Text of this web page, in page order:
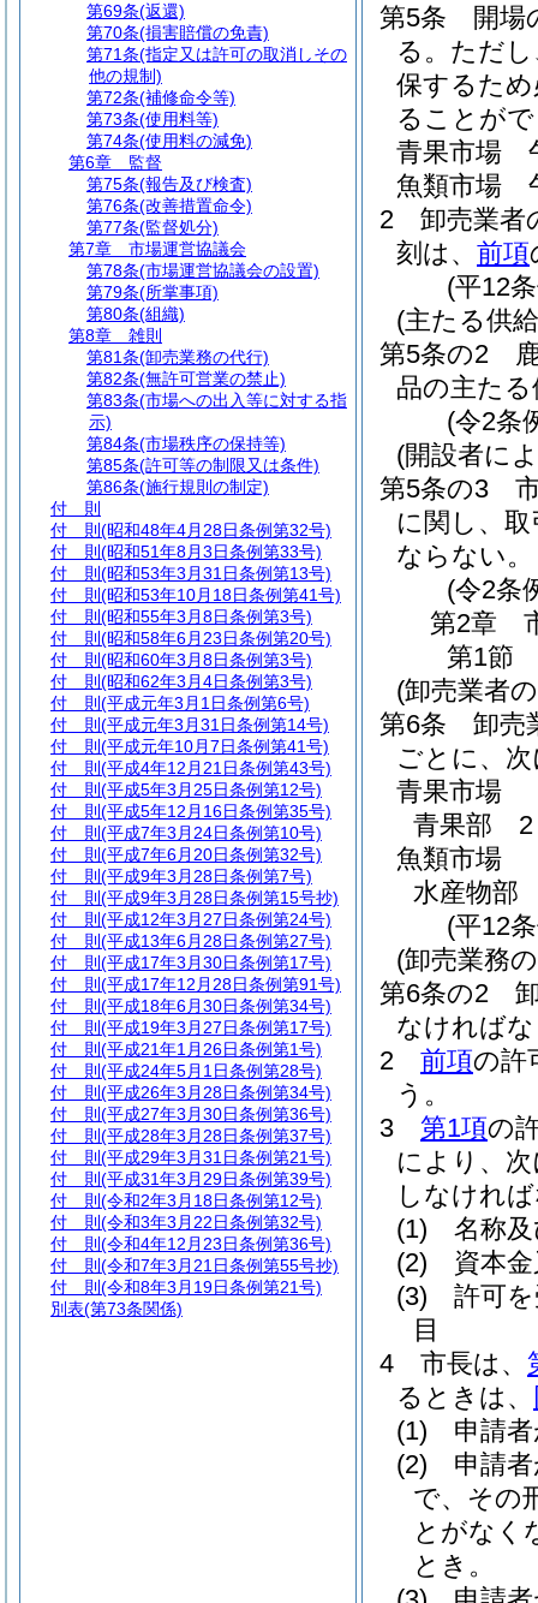
第5条
開場
る。 ただ
保するた
ることが
青果市場
魚類市場
2
卸売業者
刻は、 前項
(平12
(主たる供
第5条の2
品の主た
(令2条
(開設者に
第5条の3
に関し、
ならない。
(令2条
第2章
第1節
(卸売業者
第6条
卸売
ごとに、
青果市場
青果部 2
魚類市場
水産物
(平12
(卸売業務
第6条の2
なければ
2
前項の許
う。
3
第1項の
により、
しなけれ
(1)
名称
(2)
資本
(3)
許可
目
4
市長は、
るときは、
(1)
申請
(2)
申請
で、その
とがなく
とき。
第69条(返還)
第70条(損害賠償の免責)
第71条(指定又は許可の取消しその
他の規制)
第72条(補修命令等)
第73条(使用料等)
第74条(使用料の減免)
第6章
監督
第75条(報告及び検査)
第76条(改善措置命令)
第77条(監督処分)
第7章
市場運営協議会
第78条(市場運営協議会の設置)
第79条(所掌事項)
第80条(組織)
第8章
雑則
第81条(卸売業務の代行)
第82条(無許可営業の禁止)
第83条(市場への出入等に対する指
示)
第84条(市場秩序の保持等)
第85条(許可等の制限又は条件)
第86条(施行規則の制定)
付 則
付 則 (昭和48年4月28日条例第32号)
付 則 (昭和51年8月3日条例第33号)
付 則 (昭和53年3月31日条例第13号)
付 則 (昭和53年10月18日条例第41号)
付 則 (昭和55年3月8日条例第3号)
付 則 (昭和58年6月23日条例第20号)
付 則 (昭和60年3月8日条例第3号)
付 則 (昭和62年3月4日条例第3号)
付 則 (平成元年3月1日条例第6号)
付 則 (平成元年3月31日条例第14号)
付 則 (平成元年10月7日条例第41号)
付 則 (平成4年12月21日条例第43号)
付 則 (平成5年3月25日条例第12号)
付 則 (平成5年12月16日条例第35号)
付 則 (平成7年3月24日条例第10号)
付 則 (平成7年6月20日条例第32号)
付 則 (平成9年3月28日条例第7号)
付 則 (平成9年3月28日条例第15号抄)
付 則 (平成12年3月27日条例第24号)
付 則 (平成13年6月28日条例第27号)
付 則 (平成17年3月30日条例第17号)
付 則 (平成17年12月28日条例第91号)
付 則 (平成18年6月30日条例第34号)
付 則 (平成19年3月27日条例第17号)
付 則 (平成21年1月26日条例第1号)
付 則 (平成24年5月1日条例第28号)
付 則 (平成26年3月28日条例第34号)
付 則 (平成27年3月30日条例第36号)
付 則 (平成28年3月28日条例第37号)
付 則 (平成29年3月31日条例第21号)
付 則 (平成31年3月29日条例第39号)
付 則 (令和2年3月18日条例第12号)
付 則 (令和3年3月22日条例第32号)
付 則 (令和4年12月23日条例第36号)
付 則 (令和7年3月21日条例第55号抄)
付 則 (令和8年3月19日条例第21号)
別表(第73条関係)